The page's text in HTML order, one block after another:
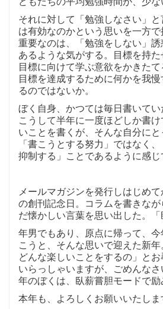
それに対して「勉強しなさい」
は有効なのかという思いを一方
重要なのは、「勉強をしない」
あるような気がする。目標を持た
目標に向けて学ぶ意欲をかきたて
目標を達成するために何かを我
るのではないか。
ぼく自身、かつては毎日書いて
こうして半年に一度ほどしか書
いことを書くが、そんな自分にと
「書こうとする努力」ではなく
抑制する」ことであるように感じ
メールマガジンを発行しはじめ
の創刊記念日。コラムを書きな
だ懐かしい言葉を思い出した。「
年男でもあり、原点に帰って、
こうと、そんな思いで迎えた新
どんな楽しいことをするの」と
いらっしゃいますが、ごめんな
年のぼくは、臥薪嘗胆モードで励
本年も、よろしくお願いいたしま